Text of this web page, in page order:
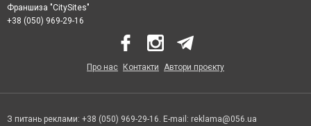
Франшиза "CitySites"
+38 (050) 969-29-16
Про нас Контакти Автори проєкту
З питань реклами: +38 (050) 969-29-16. E-mail: reklama@056.ua